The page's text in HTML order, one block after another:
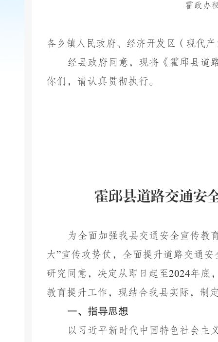
霍政办
各乡镇人民政府、经济开发区（现代
经县政府同意，现将《霍邱县道
你们，请认真贯彻执行。
霍邱县道路交通安
为全面加强我县交通安全宣传教
大”宣传攻势仗，全面提升道路交通
研究同意，决定从即日起至2024年底
教育提升工作，现结合我县实际，制
一、指导思想
以习近平新时代中国特色社会主